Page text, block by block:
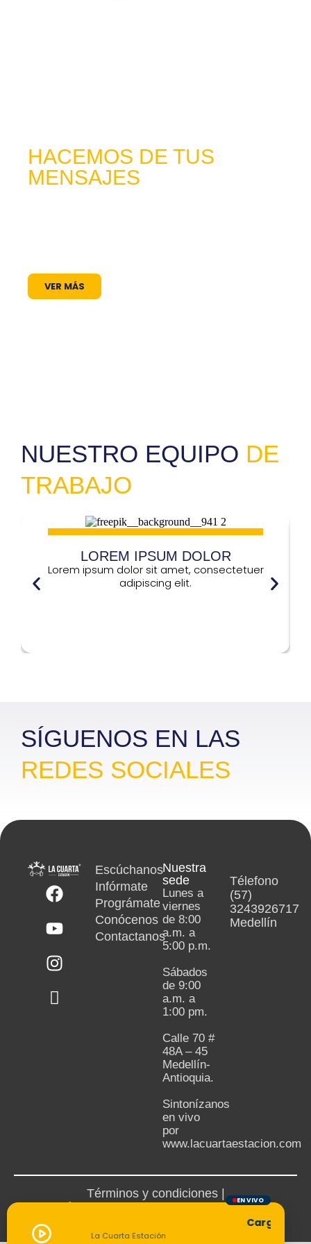
EN VIVO
Cargando
La Cuarta Estación
HACEMOS DE TUS
MENSAJES
VER MÁS
NUESTRO EQUIPO DE
TRABAJO
LOREM IPSUM DOLOR
Lorem ipsum dolor sit amet, consectetuer
adipiscing elit.
SÍGUENOS EN LAS
REDES SOCIALES
Escúchanos
Infórmate
Prográmate
Conócenos
Contactanos
Nuestra
sede
Lunes a
viernes
de 8:00
a.m. a
5:00 p.m.
Sábados
de 9:00
a.m. a
1:00 pm.
Calle 70 #
48A – 45
Medellín-
Antioquia.
Sintonízanos
en vivo
por
www.lacuartaestacion.com
Télefono
(57)
3243926717
Medellín
Términos y condiciones |
Política de devoluciones y reembolsos